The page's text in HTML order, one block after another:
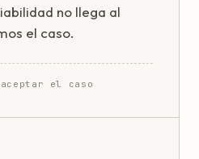
no llega al
el caso.
el caso